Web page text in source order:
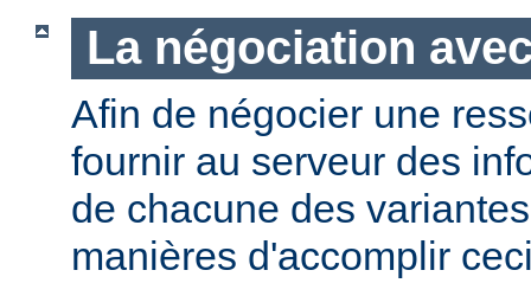
La négociation
Afin de négocier une
fournir au serveur des
de chacune des
manières d'accomplir